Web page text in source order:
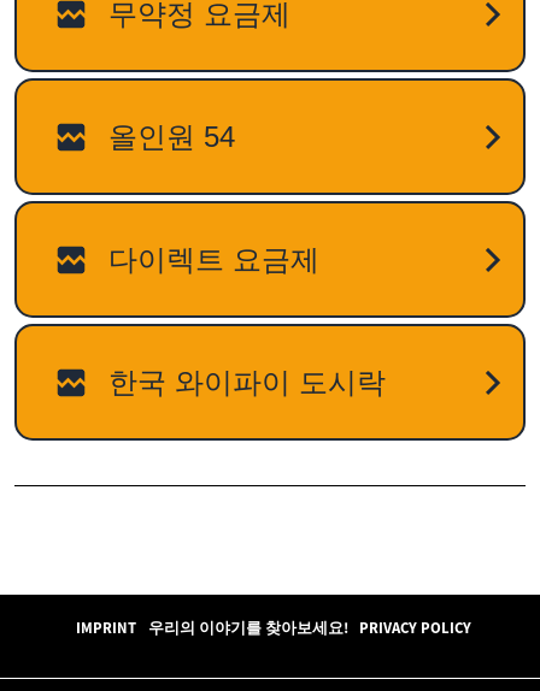
IMPRINT 우리의 이야기를 찾아보세요! PRIVACY POLICY